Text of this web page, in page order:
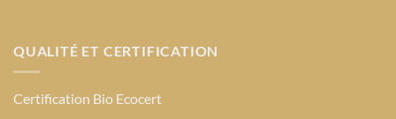
QUALITÉ ET CERTIFICATION
Certification Bio Ecocert